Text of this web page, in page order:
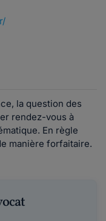
la question des
rendez-vous à
En règle
manière forfaitaire.